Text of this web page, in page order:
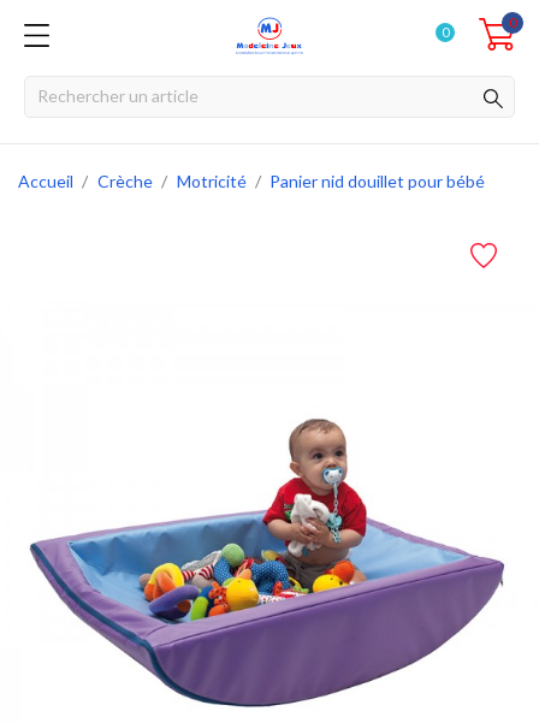
0
0
Accueil Crèche Motricité Panier nid douillet pour bébé